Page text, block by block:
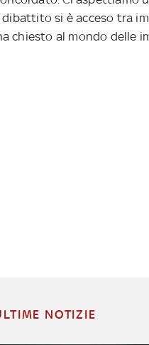
dibattito si è acceso tra
chiesto al mondo delle
NOTIZIE